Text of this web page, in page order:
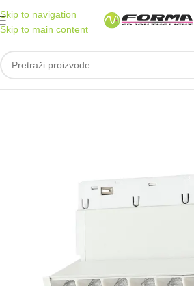
Skip to navigation
Skip to main content